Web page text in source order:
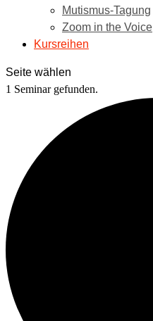
Mutismus-Tagung
Zoom in the Voice
Kursreihen
Seite wählen
1 Seminar gefunden.